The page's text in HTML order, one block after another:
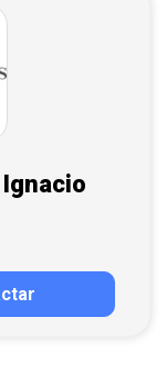
por correo